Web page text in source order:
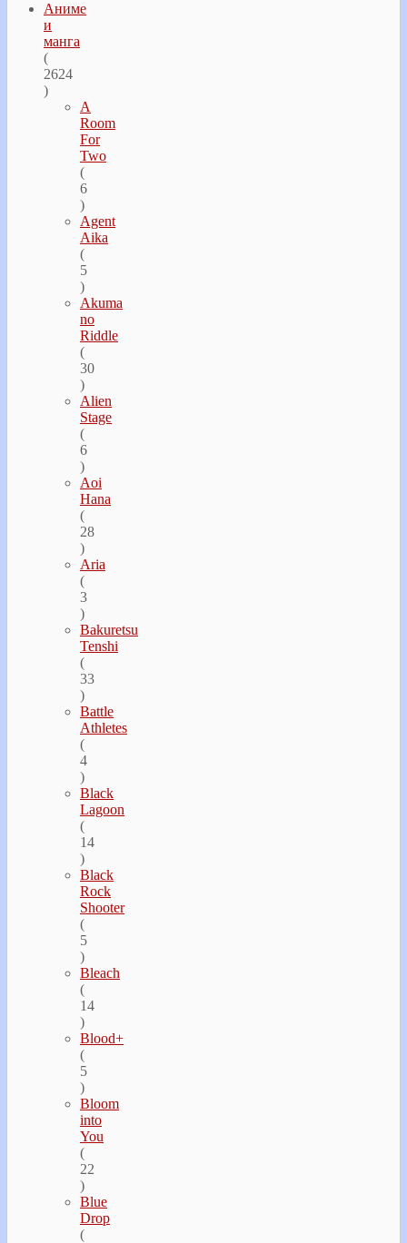
Аниме
и
манга
(
2624
)
A
Room
For
Two
(
6
)
Agent
Aika
(
5
)
Akuma
no
Riddle
(
30
)
Alien
Stage
(
6
)
Aoi
Hana
(
28
)
Aria
(
3
)
Bakuretsu
Tenshi
(
33
)
Battle
Athletes
(
4
)
Black
Lagoon
(
14
)
Black
Rock
Shooter
(
5
)
Bleach
(
14
)
Blood+
(
5
)
Bloom
into
You
(
22
)
Blue
Drop
(